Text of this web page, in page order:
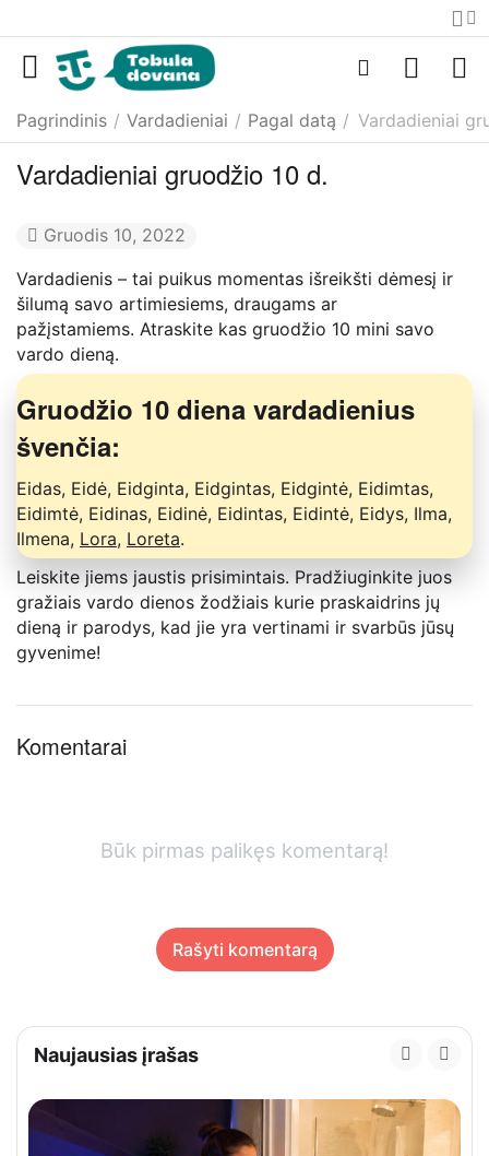
Pagrindinis / Vardadieniai / Pagal datą / Vardadieniai
Vardadieniai gruodžio 10 d.
Gruodis 10, 2022
Vardadienis – tai puikus momentas išreikšti dėmesį ir
šilumą savo artimiesiems, draugams ar
pažįstamiems. Atraskite kas gruodžio 10 mini savo
vardo dieną.
Gruodžio 10 diena vardadienius
švenčia:
Eidas, Eidė, Eidginta, Eidgintas, Eidgintė, Eidimtas,
Eidimtė, Eidinas, Eidinė, Eidintas, Eidintė, Eidys, Ilma,
Ilmena, Lora, Loreta.
Leiskite jiems jaustis prisimintais. Pradžiuginkite juos
gražiais vardo dienos žodžiais kurie praskaidrins jų
dieną ir parodys, kad jie yra vertinami ir svarbūs jūsų
gyvenime!
Komentarai
Būk pirmas palikęs komentarą!
Rašyti komentarą
Naujausias įrašas